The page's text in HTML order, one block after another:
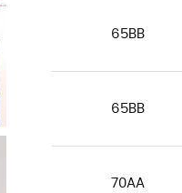
65BB
65BB
70AA